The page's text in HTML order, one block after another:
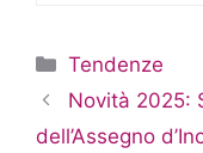
Categorie
Tendenze
Novità 2025:
dell’Assegno